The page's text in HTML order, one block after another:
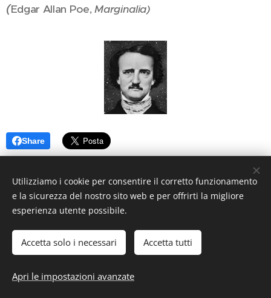
(Edgar Allan Poe,Marginalia)
Share
Cookies
Utilizziamo i cookie per consentire il corretto funzionamento
e la sicurezza del nostro sito web e per offrirti la migliore
esperienza utente possibile.
Accetta solo i necessari Accetta tutti
Apri le impostazioni avanzate